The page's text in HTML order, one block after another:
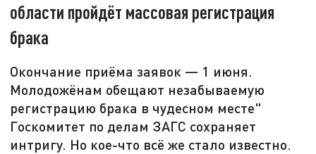
области пройдёт массовая регистрация
брака
Окончание приёма заявок — 1 июня.
Молодожёнам обещают незабываемую
регистрацию брака в чудесном месте"
Госкомитет по делам ЗАГС сохраняет
интригу. Но кое-что всё же стало известно.